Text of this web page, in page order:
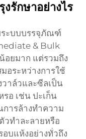
รักษาอย่างไร
ระบบบรรจุภัณฑ์
& Bulk
อยมาก แต่รวมถึง
อระหว่างการใช้
าล์วและซีลเป็น
อ เช่น ปะเก็น
การล้างทำความ
วทำละลายหรือ
บแห้งอย่างทั่วถึง